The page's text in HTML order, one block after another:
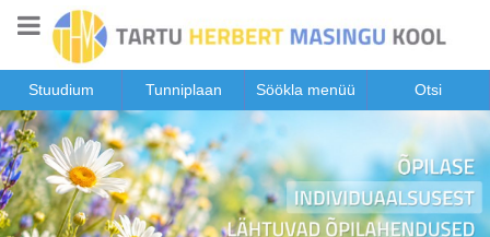
Stuudium Tunniplaan Söökla menüü Otsi